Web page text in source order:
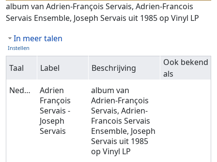
Ga naar:navigatie,zoeken
album van Adrien-François Servais, Adrien-Francois
Servais Ensemble, Joseph Servais uit 1985 op Vinyl LP
In meer talen
Instellen
Taal Label Beschrijving
Ook bekend
als
Nederlands
Adrien
François
Servais -
Joseph
Servais
album van
Adrien-François
Servais, Adrien-
Francois Servais
Ensemble, Joseph
Servais uit 1985
op Vinyl LP